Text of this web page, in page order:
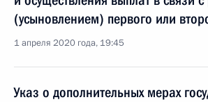
(усыновлением) первого или
1 апреля 2020 года, 19:45
Указ о дополнительных мерах